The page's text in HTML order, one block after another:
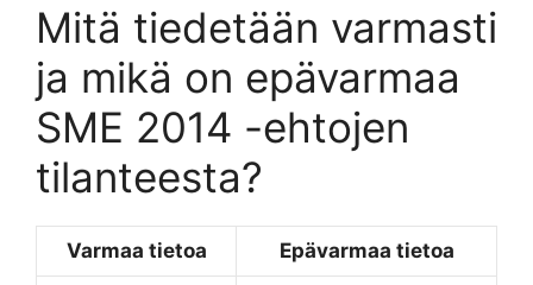
Mitä tiedetään varmasti
ja mikä on epävarmaa
SME 2014 -ehtojen
tilanteesta?
Varmaa tietoa Epävarmaa tietoa